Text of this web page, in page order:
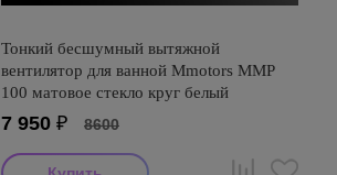
Тонкий бесшумный вытяжной
вентилятор для ванной Mmotors ММР
100 матовое стекло круг белый
7 950 ₽ 8600